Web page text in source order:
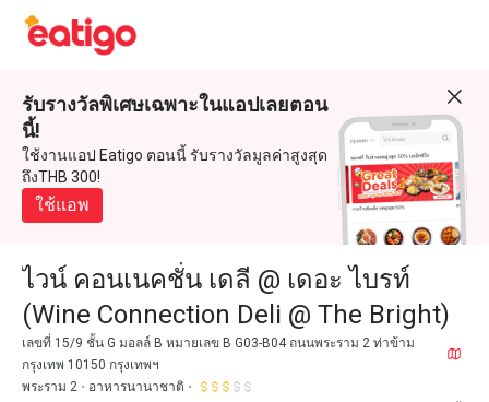
รับรางวัลพิเศษเฉพาะในแอปเลยตอน
นี้!
ใช้งานแอป Eatigo ตอนนี้ รับรางวัลมูลค่าสูงสุด
ถึงTHB 300!
ใช้แอพ
ไวน์ คอนเนคชั่น เดลี @ เดอะ ไบรท์
(Wine Connection Deli @ The Bright)
เลขที่ 15/9 ชั้น G มอลล์ B หมายเลข B G03-B04 ถนนพระราม 2 ท่าข้าม
กรุงเทพ 10150 กรุงเทพฯ
พระราม 2
อาหารนานาชาติ